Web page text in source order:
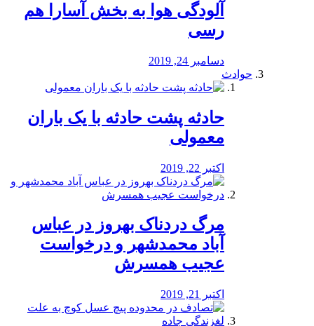
آلودگی هوا به بخش آسارا هم
رسی
دسامبر 24, 2019
حوادث
️حادثه پشت حادثه با یک باران
معمولی
اکتبر 22, 2019
مرگ دردناک بهروز در عباس
آباد محمدشهر و درخواست
عجیب همسرش
اکتبر 21, 2019